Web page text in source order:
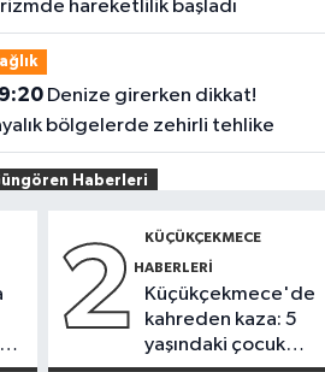
hareketlilik başladı
Denize girerken dikkat!
bölgelerde zehirli tehlike
Haberleri
katlı bina tahliye edildi
Haberleri
korkutan yangın
2 KÜÇÜKÇEKMECE
HABERLERI
Küçükçekmece'de
kahreden kaza: 5
yaşındaki çocuk